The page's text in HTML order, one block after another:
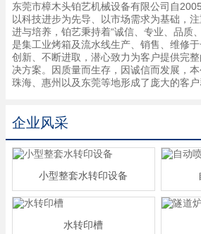
东莞市樟木头铂艺机械设备有限公司自
以科技进步为先导、以市场需求为基础，注
进与培养，铂艺秉持着“诚信、专业、品质
是集工业烤箱及流水线生产、销售、维修
创新、不断进取，潜心致力为客户提供完
决方案。因质量而生存，因诚信而发展，本
珠海、惠州以及东莞等地形成了庞大的客户
企业风采
小型整套水转印设备
水转印槽